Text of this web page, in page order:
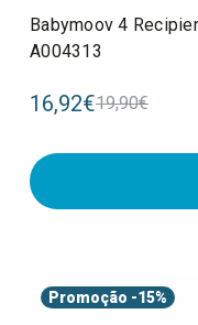
Babymoov 4
A004313
16,92€19,90€
Promoção -15%